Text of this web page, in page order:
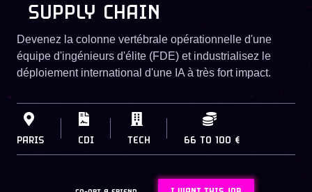
SUPPLY CHAIN
Devenez la colonne vertébrale opérationnelle d'une
équipe d'ingénieurs d'élite (FDE) et industrialisez le
déploiement international d'une IA à très fort impact.
PARIS CDI TECH 66 TO 100 €